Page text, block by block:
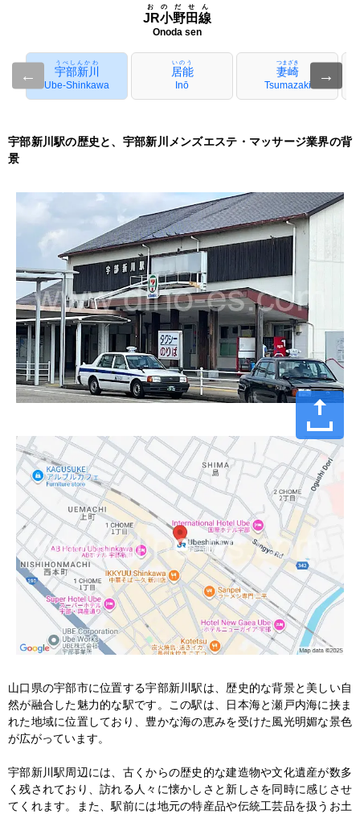
JR小野田線
おのだせん
Onoda sen
← 宇部新川
うべしんかわ
Ube-Shinkawa
居能
いのう
Inō
妻崎
つまざき
Tsumazaki
→
宇部新川駅の歴史と、宇部新川メンズエステ・マッサージ業界の背
景
山口県の宇部市に位置する宇部新川駅は、歴史的な背景と美しい自
然が融合した魅力的な駅です。この駅は、日本海と瀬戸内海に挟ま
れた地域に位置しており、豊かな海の恵みを受けた風光明媚な景色
が広がっています。
宇部新川駅周辺には、古くからの歴史的な建造物や文化遺産が数多
く残されており、訪れる人々に懐かしさと新しさを同時に感じさせ
てくれます。また、駅前には地元の特産品や伝統工芸品を扱うお土